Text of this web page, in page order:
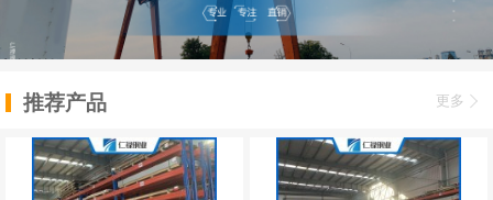
推荐产品 更多